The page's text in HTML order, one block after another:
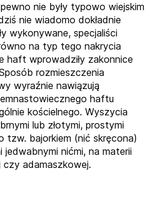
nie były typowo wiejskim
nie wiadomo dokładnie
wykonywane, specjaliści
na typ tego nakrycia
haft wprowadziły zakonnice
rozmieszczenia
wyraźnie nawiązują
haftu
kościelnego. Wyszycia
lub złotymi, prostymi
tzw. bajorkiem (nić skręcona)
nićmi, na materii
czy adamaszkowej.